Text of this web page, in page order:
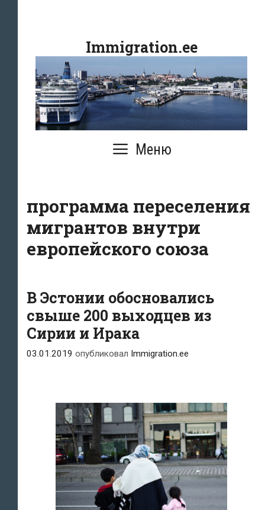
содержимомуImmigration.ee
Меню
программа переселения
мигрантов внутри
европейского союза
В Эстонии обосновались
свыше 200 выходцев из
Сирии и Ирака
03.01.2019 опубликовал Immigration.ee